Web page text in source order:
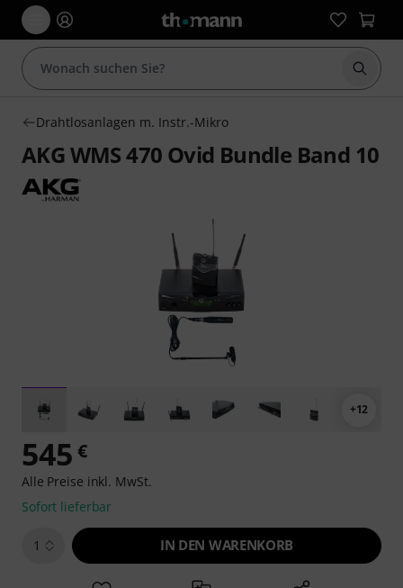
Suche
Drahtlosanlagen m. Instr.-Mikro
AKG WMS 470 Ovid Bundle Band 10
+12
545 €
Alle Preise inkl. MwSt.
Sofort lieferbar
1 IN DEN WARENKORB